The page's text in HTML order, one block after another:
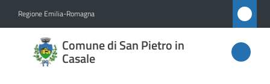
Regione Emilia-Romagna
Comune di San Pietro in
Casale
Comune
di San